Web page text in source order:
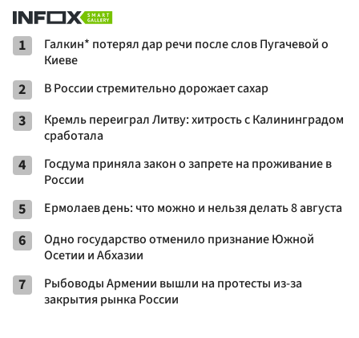
1
Галкин* потерял дар речи после слов Пугачевой о
Киеве
2 В России стремительно дорожает сахар
3
Кремль переиграл Литву: хитрость с Калининградом
сработала
4
Госдума приняла закон о запрете на проживание в
России
5 Ермолаев день: что можно и нельзя делать 8 августа
6
Одно государство отменило признание Южной
Осетии и Абхазии
7
Рыбоводы Армении вышли на протесты из-за
закрытия рынка России